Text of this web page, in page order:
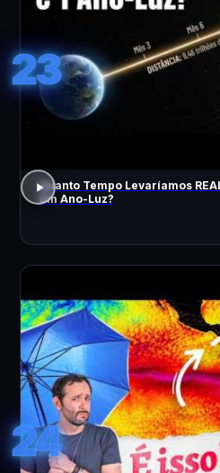
23
Quanto Tempo Levaríamos
Um Ano-Luz?
24